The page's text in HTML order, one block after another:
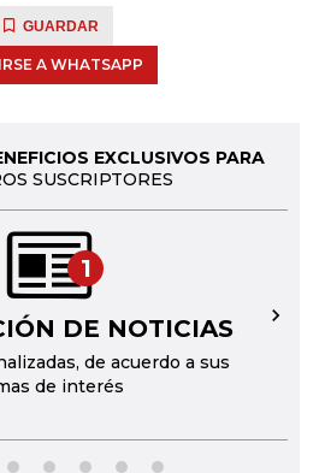
GUARDAR
A WHATSAPP
EXCLUSIVOS PARA
SUSCRIPTORES
1
DE NOTICIAS
de acuerdo a sus
de interés
→